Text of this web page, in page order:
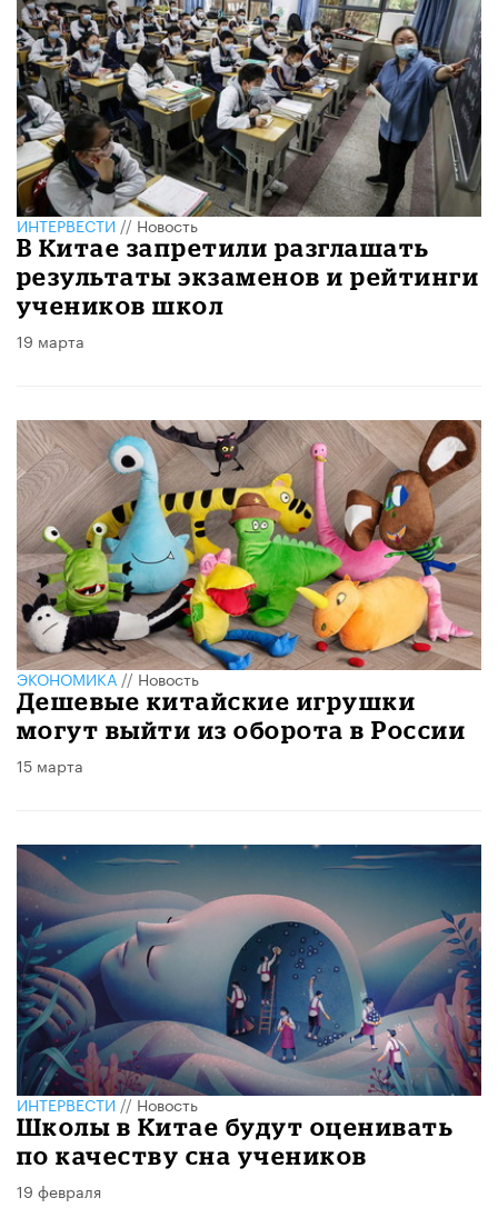
ИНТЕРВЕСТИ//Новость
В Китае запретили разглашать
результаты экзаменов и рейтинги
учеников школ
19 марта
ЭКОНОМИКА//Новость
Дешевые китайские игрушки
могут выйти из оборота в России
15 марта
ИНТЕРВЕСТИ//Новость
Школы в Китае будут оценивать
по качеству сна учеников
19 февраля